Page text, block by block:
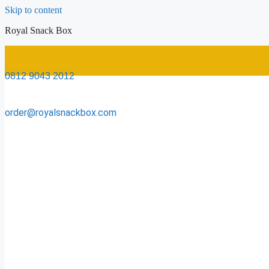
Skip to content
Royal Snack Box
0812 9043 2012
order@royalsnackbox.com